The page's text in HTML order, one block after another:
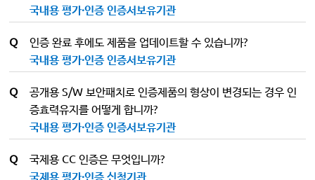
국내용 평가·인증 인증서보유기관
Q
인증 완료 후에도 제품을 업데이트할 수 있습니까?
국내용 평가·인증 인증서보유기관
Q
공개용 S/W 보안패치로 인증제품의 형상이 변경되는 경우 인
증효력유지를 어떻게 합니까?
국내용 평가·인증 인증서보유기관
Q
국제용 CC 인증은 무엇입니까?
국제용 평가·인증 신청기관